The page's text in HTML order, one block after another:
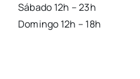
Sábado 12h – 23h
Domingo 12h – 18h